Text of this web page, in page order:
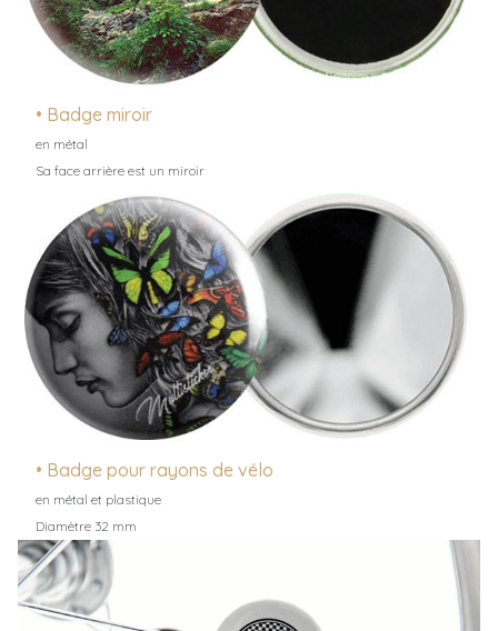
• Badge miroir
en métal
Sa face arrière est un miroir
• Badge pour rayons de vélo
en métal et plastique
Diamètre 32 mm